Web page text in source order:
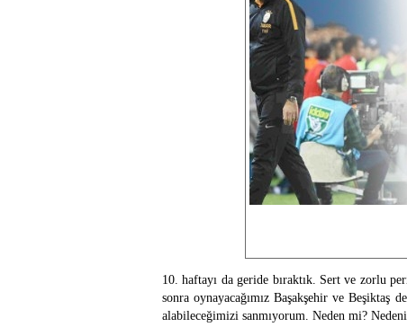
10. haftayı da geride bıraktık. Sert ve zorlu
sonra oynayacağımız Başakşehir ve Beşiktaş
alabileceğimizi sanmıyorum. Neden mi?